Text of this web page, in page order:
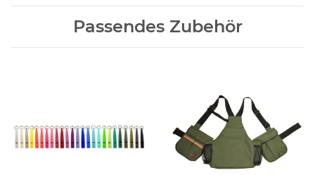
Passendes Zubehör